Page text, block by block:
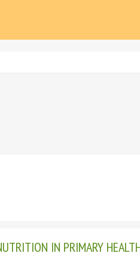
IN PRIMARY